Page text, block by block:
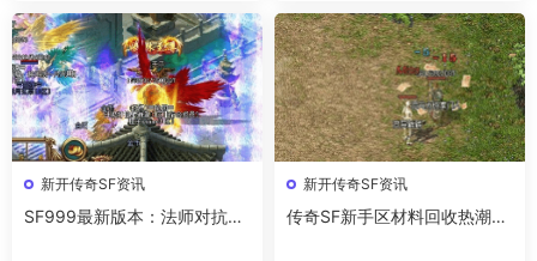
新开传奇SF资讯
SF999最新版本：法师对抗道
新开传奇SF资讯
传奇SF新手区材料回收热潮：